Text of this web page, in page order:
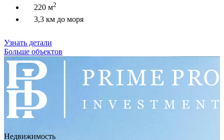
220 м2
3,3 км до моря
Узнать детали
Больше объектов
Недвижимость